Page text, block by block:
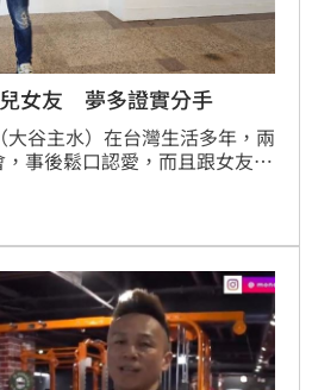
女友 夢多證實分手
谷主水）在台灣生活多年，兩
事後鬆口認愛，而且跟女友養
。兩人交往5年，近日卻傳出